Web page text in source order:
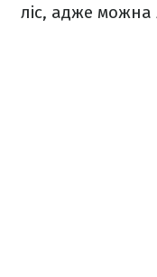
ліс, адже можна